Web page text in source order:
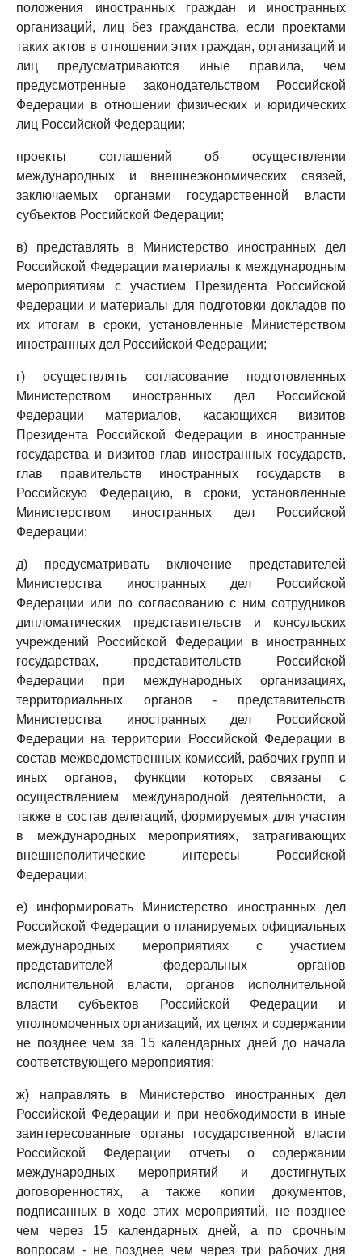
положения иностранных граждан и иностранных
организаций, лиц без гражданства, если проектами
таких актов в отношении этих граждан, организаций и
лиц предусматриваются иные правила, чем
предусмотренные законодательством Российской
Федерации в отношении физических и юридических
лиц Российской Федерации;
проекты соглашений об осуществлении
международных и внешнеэкономических связей,
заключаемых органами государственной власти
субъектов Российской Федерации;
в) представлять в Министерство иностранных дел
Российской Федерации материалы к международным
мероприятиям с участием Президента Российской
Федерации и материалы для подготовки докладов по
их итогам в сроки, установленные Министерством
иностранных дел Российской Федерации;
г) осуществлять согласование подготовленных
Министерством иностранных дел Российской
Федерации материалов, касающихся визитов
Президента Российской Федерации в иностранные
государства и визитов глав иностранных государств,
глав правительств иностранных государств в
Российскую Федерацию, в сроки, установленные
Министерством иностранных дел Российской
Федерации;
д) предусматривать включение представителей
Министерства иностранных дел Российской
Федерации или по согласованию с ним сотрудников
дипломатических представительств и консульских
учреждений Российской Федерации в иностранных
государствах, представительств Российской
Федерации при международных организациях,
территориальных органов - представительств
Министерства иностранных дел Российской
Федерации на территории Российской Федерации в
состав межведомственных комиссий, рабочих групп и
иных органов, функции которых связаны с
осуществлением международной деятельности, а
также в состав делегаций, формируемых для участия
в международных мероприятиях, затрагивающих
внешнеполитические интересы Российской
Федерации;
е) информировать Министерство иностранных дел
Российской Федерации о планируемых официальных
международных мероприятиях с участием
представителей федеральных органов
исполнительной власти, органов исполнительной
власти субъектов Российской Федерации и
уполномоченных организаций, их целях и содержании
не позднее чем за 15 календарных дней до начала
соответствующего мероприятия;
ж) направлять в Министерство иностранных дел
Российской Федерации и при необходимости в иные
заинтересованные органы государственной власти
Российской Федерации отчеты о содержании
международных мероприятий и достигнутых
договоренностях, а также копии документов,
подписанных в ходе этих мероприятий, не позднее
чем через 15 календарных дней, а по срочным
вопросам - не позднее чем через три рабочих дня